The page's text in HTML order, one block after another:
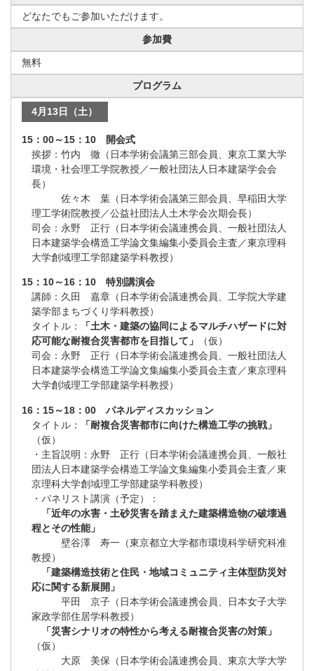
どなたでもご参加いただけます。
参加費
無料
プログラム
4月13日（土）
15：00～15：10 開会式
挨拶：竹内 徹（日本学術会議第三部会員、東京工業大学
環境・社会理工学院教授／一般社団法人日本建築学会会
長）
佐々木 葉（日本学術会議第三部会員、早稲田大学
理工学術院教授／公益社団法人土木学会次期会長）
司会：永野 正行（日本学術会議連携会員、一般社団法人
日本建築学会構造工学論文集編集小委員会主査／東京理科
大学創域理工学部建築学科教授）
15：10～16：10 特別講演会
講師：久田 嘉章（日本学術会議連携会員、工学院大学建
築学部まちづくり学科教授）
タイトル：
「土木・建築の協同によるマルチハザードに対
応可能な耐複合災害都市を目指して」
（仮）
司会：永野 正行（日本学術会議連携会員、一般社団法人
日本建築学会構造工学論文集編集小委員会主査／東京理科
大学創域理工学部建築学科教授）
16：15～18：00 パネルディスカッション
タイトル：
「耐複合災害都市に向けた構造工学の挑戦」
（仮）
・主旨説明：永野 正行（日本学術会議連携会員、一般社
団法人日本建築学会構造工学論文集編集小委員会主査／東
京理科大学創域理工学部建築学科教授）
・パネリスト講演（予定）：
「近年の水害・土砂災害を踏まえた建築構造物の破壊過
程とその性能」
壁谷澤 寿一（東京都立大学都市環境科学研究科准
教授）
「建築構造技術と住民・地域コミュニティ主体型防災対
応に関する新展開」
平田 京子（日本学術会議連携会員、日本女子大学
家政学部住居学科教授）
「災害シナリオの特性から考える耐複合災害の対策」
（仮）
大原 美保（日本学術会議連携会員、東京大学大学